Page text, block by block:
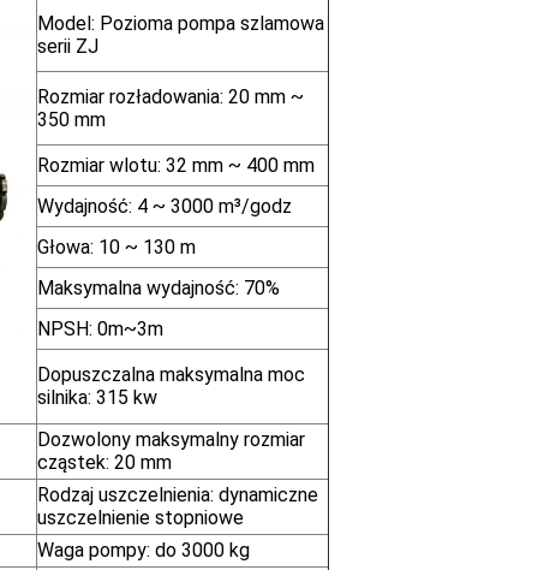
Model: Pozioma pompa szlamowa
serii ZJ
Rozmiar rozładowania: 20 mm ~
350 mm
Rozmiar wlotu: 32 mm ~ 400 mm
Wydajność: 4 ~ 3000 m³/godz
Głowa: 10 ~ 130 m
Maksymalna wydajność: 70%
NPSH: 0m~3m
Dopuszczalna maksymalna moc
silnika: 315 kw
Dozwolony maksymalny rozmiar
cząstek: 20 mm
Rodzaj uszczelnienia: dynamiczne
uszczelnienie stopniowe
Waga pompy: do 3000 kg